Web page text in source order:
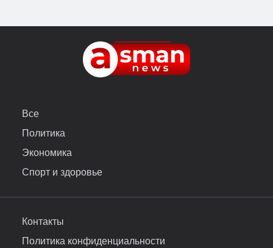
Все
Политика
Экономика
Спорт и здоровье
Контакты
Политика конфиденциальности